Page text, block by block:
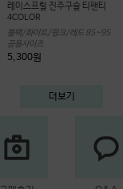
레이스프릴 진주구슬 티팬티
4COLOR
블랙/화이트/핑크/레드 85~95
공용사이즈
5,300원
더보기